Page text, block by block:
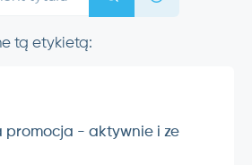
tą etykietą:
promocja - aktywnie i ze